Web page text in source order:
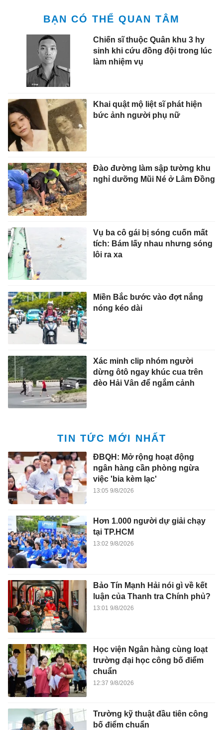
BẠN CÓ THỂ QUAN TÂM
Chiến sĩ thuộc Quân khu 3 hy
sinh khi cứu đồng đội trong lúc
làm nhiệm vụ
Khai quật mộ liệt sĩ phát hiện
bức ảnh người phụ nữ
Đào đường làm sập tường khu
nghỉ dưỡng Mũi Né ở Lâm Đồng
Vụ ba cô gái bị sóng cuốn mất
tích: Bám lấy nhau nhưng sóng
lôi ra xa
Miền Bắc bước vào đợt nắng
nóng kéo dài
Xác minh clip nhóm người
dừng ôtô ngay khúc cua trên
đèo Hải Vân để ngắm cảnh
TIN TỨC MỚI NHẤT
ĐBQH: Mở rộng hoạt động
ngân hàng cần phòng ngừa
việc 'bia kèm lạc'
13:05 9/8/2026
Hơn 1.000 người dự giải chạy
tại TP.HCM
13:02 9/8/2026
Bảo Tín Mạnh Hải nói gì về kết
luận của Thanh tra Chính phủ?
13:01 9/8/2026
Học viện Ngân hàng cùng loạt
trường đại học công bố điểm
chuẩn
12:37 9/8/2026
Trường kỹ thuật đầu tiên công
bố điểm chuẩn